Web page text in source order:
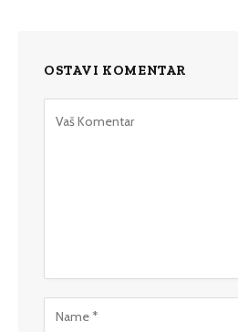
OSTAVI KOMENTAR